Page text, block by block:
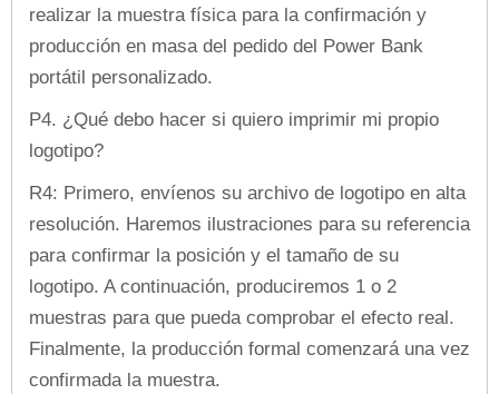
realizar la muestra física para la confirmación y
producción en masa del pedido del Power Bank
portátil personalizado.
P4. ¿Qué debo hacer si quiero imprimir mi propio
logotipo?
R4: Primero, envíenos su archivo de logotipo en alta
resolución. Haremos ilustraciones para su referencia
para confirmar la posición y el tamaño de su
logotipo. A continuación, produciremos 1 o 2
muestras para que pueda comprobar el efecto real.
Finalmente, la producción formal comenzará una vez
confirmada la muestra.